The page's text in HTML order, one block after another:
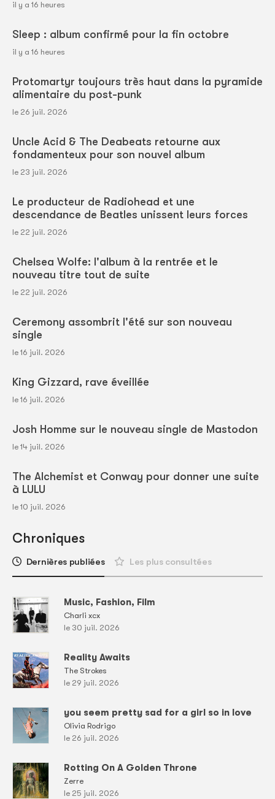
il y a 16 heures
Sleep : album confirmé pour la fin octobre
il y a 16 heures
Protomartyr toujours très haut dans la pyramide
alimentaire du post-punk
le 26 juil. 2026
Uncle Acid & The Deabeats retourne aux
fondamenteux pour son nouvel album
le 23 juil. 2026
Le producteur de Radiohead et une
descendance de Beatles unissent leurs forces
le 22 juil. 2026
Chelsea Wolfe: l'album à la rentrée et le
nouveau titre tout de suite
le 22 juil. 2026
Ceremony assombrit l'été sur son nouveau
single
le 16 juil. 2026
King Gizzard, rave éveillée
le 16 juil. 2026
Josh Homme sur le nouveau single de Mastodon
le 14 juil. 2026
The Alchemist et Conway pour donner une suite
à LULU
le 10 juil. 2026
Chroniques
Dernières publiées Les plus consultées
Music, Fashion, Film
Charli xcx
le 30 juil. 2026
Reality Awaits
The Strokes
le 29 juil. 2026
you seem pretty sad for a girl so in love
Olivia Rodrigo
le 26 juil. 2026
Rotting On A Golden Throne
Zerre
le 25 juil. 2026